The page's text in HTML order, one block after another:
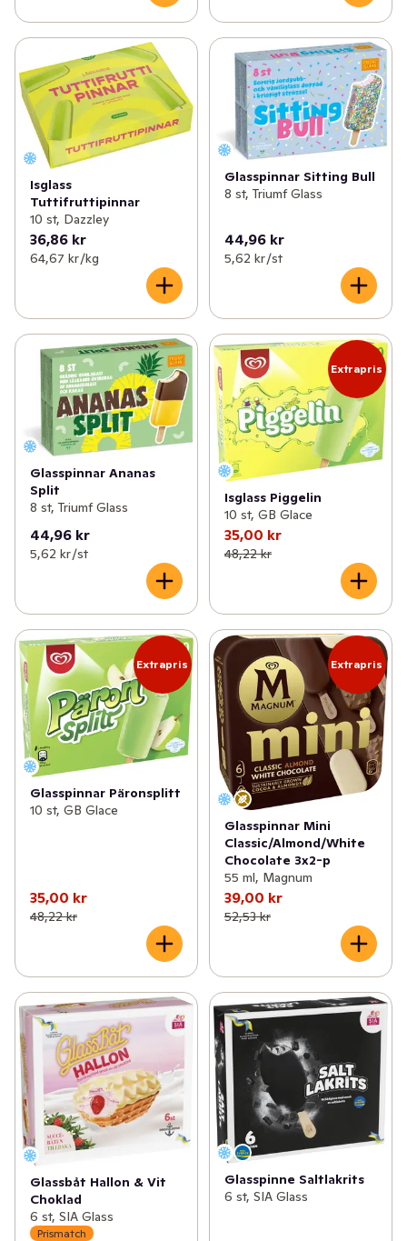
Isglass
Tuttifruttipinnar
10 st, Dazzley
36,86 kr
64,67 kr /kg
Glasspinnar Sitting Bull
8 st, Triumf Glass
44,96 kr
5,62 kr /st
Glasspinnar Ananas
Split
8 st, Triumf Glass
44,96 kr
5,62 kr /st
Extrapris
Isglass Piggelin
10 st, GB Glace
35,00 kr
48,22 kr
Extrapris
Glasspinnar Päronsplitt
10 st, GB Glace
35,00 kr
48,22 kr
Extrapris
Glasspinnar Mini
Classic/Almond/White
Chocolate 3x2-p
55 ml, Magnum
39,00 kr
52,53 kr
Glassbåt Hallon & Vit
Choklad
6 st, SIA Glass
Prismatch
Glasspinne Saltlakrits
6 st, SIA Glass